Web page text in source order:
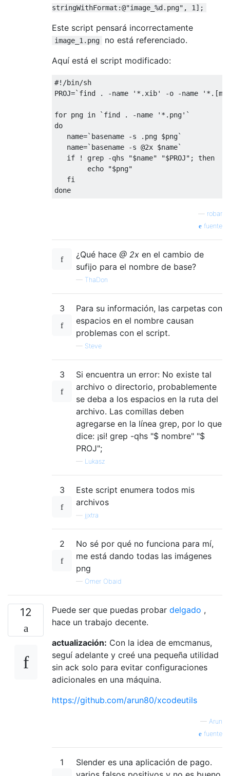
stringWithFormat:@"image_%d.png", 1];
Este script pensará incorrectamente
image_1.png
no está referenciado.
Aquí está el script modificado:
#!/bin/sh
PROJ=`find . -name '*.xib' -o -name
for png in
`find . -name '*.png'`
do
   name
=`basename -s .png $png`
   name
=`basename -s @2x $name`
if
! grep -qhs "$name" "$PROJ" ;
then
        echo
"$png"
fi
done
robar
fuente
¿Qué hace @ 2x en el cambio de
sufijo para el nombre de base?
— ThaDon
3
Para su información, las carpetas con
espacios en el nombre causan
problemas con el script.
— Steve
3
Si encuentra un error: No existe tal
archivo o directorio, probablemente
se deba a los espacios en la ruta del
archivo. Las comillas deben
agregarse en la línea grep, por lo que
dice: ¡si! grep -qhs "$ nombre" "$
PROJ";
— Lukasz
3
Este script enumera todos mis
archivos
jjxtra
2
No sé por qué no funciona para mí,
me está dando todas las imágenes
png
— Omer Obaid
12 Puede ser que puedas probar delgado ,
hace un trabajo decente.
actualización: Con la idea de emcmanus,
seguí adelante y creé una pequeña utilidad
sin ack solo para evitar configuraciones
adicionales en una máquina.
https://github.com/arun80/xcodeutils
— Arun
fuente
1
Slender es una aplicación de pago.